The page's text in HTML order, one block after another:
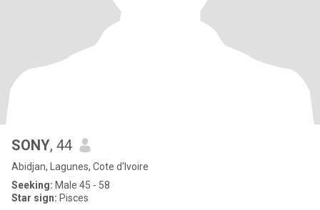
SONY, 44
Abidjan, Lagunes, Cote d'Ivoire
Seeking: Male 45 - 58
Star sign: Pisces